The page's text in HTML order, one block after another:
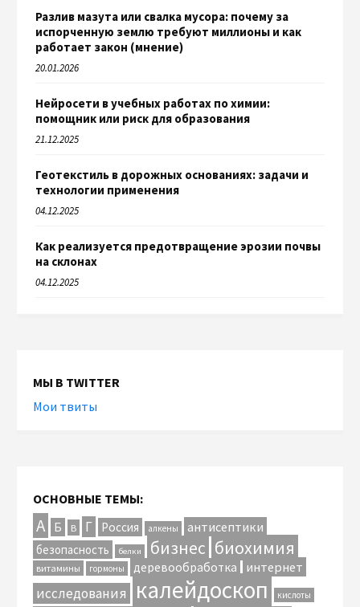
Разлив мазута или свалка мусора: почему за
испорченную землю требуют миллионы и как
работает закон (мнение)
20.01.2026
Нейросети в учебных работах по химии:
помощник или риск для образования
21.12.2025
Геотекстиль в дорожных основаниях: задачи и
технологии применения
04.12.2025
Как реализуется предотвращение эрозии почвы
на склонах
04.12.2025
МЫ В TWITTER
Мои твиты
ОСНОВНЫЕ ТЕМЫ:
А Б В Г Россия алкены антисептики
безопасность белки бизнес биохимия
витамины гормоны деревообработка интернет
исследования калейдоскоп кислоты